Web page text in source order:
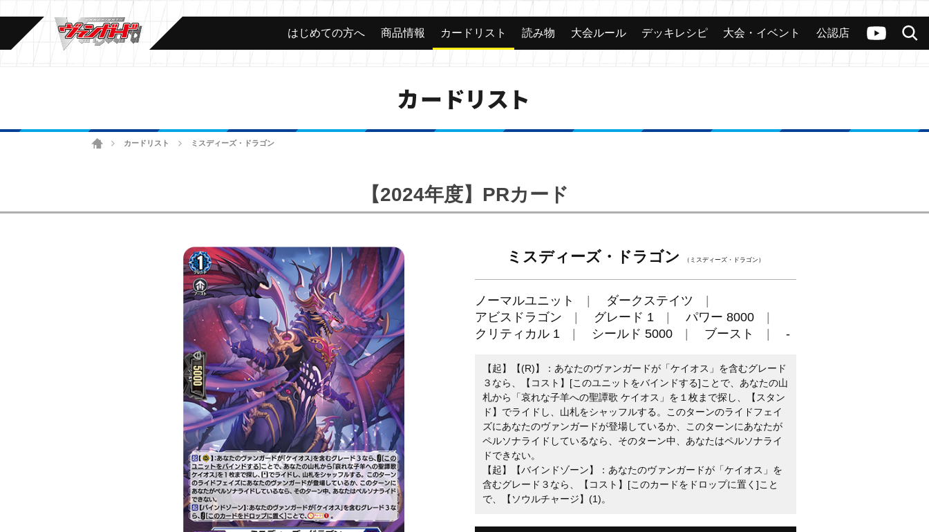
ヴァンガードch
検索
カード 大会 公認店舗 その他
はじめての方へ 商品情報 カードリスト 読み物 大会ルール デッキレシピ 大会・イベント 公認店
カードリスト
ホームカードリスト ミスディーズ・ドラゴン
【2024年度】PRカード
ミスディーズ・ドラゴン （ミスディーズ・ドラゴン）
ノーマルユニット
ダークステイツ
アビスドラゴン
グレード 1
パワー 8000
クリティカル 1
シールド 5000 ブースト -
【起】【(R)】：あなたのヴァンガードが「ケイオス」を含むグレード
３なら、【コスト】[このユニットをバインドする]ことで、あなたの山
札から「哀れな子羊への聖譚歌 ケイオス」を１枚まで探し、【スタン
ド】でライドし、山札をシャッフルする。このターンのライドフェイ
ズにあなたのヴァンガードが登場しているか、このターンにあなたが
ペルソナライドしているなら、そのターン中、あなたはペルソナライ
ドできない。
【起】【バインドゾーン】：あなたのヴァンガードが「ケイオス」を
含むグレード３なら、【コスト】[このカードをドロップに置く]こと
で、【ソウルチャージ】(1)。